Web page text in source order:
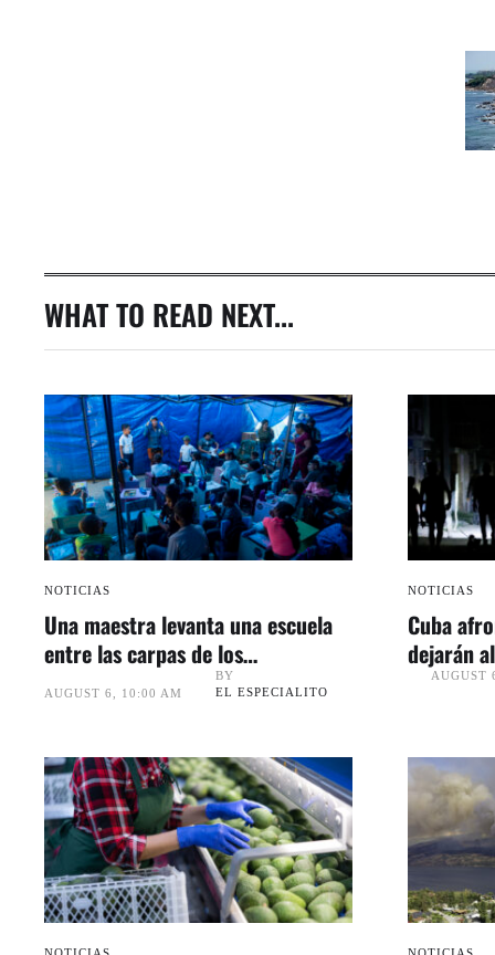
WHAT TO READ NEXT...
NOTICIAS
Una maestra levanta una escuela
entre las carpas de los
damnificados en Venezuela
AUGUST 6, 10:00 AM
BY
EL ESPECIALITO
NOTICIAS
Cuba
dejarán
AUGUST